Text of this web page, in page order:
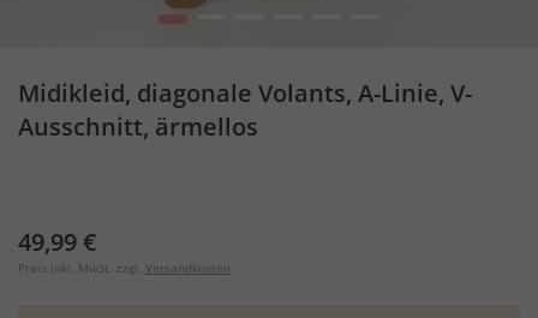
1
Midikleid, diagonale Volants, A-Linie, V-
Ausschnitt, ärmellos
49,99 €
Preis inkl. MwSt. zzgl. Versandkosten